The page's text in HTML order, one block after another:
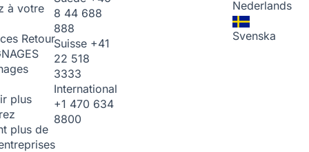
à votre
Retour
plus
plus de
8 44 688
888
Suisse +41
22 518
3333
International
+1 470 634
8800
Nederlands
Svenska